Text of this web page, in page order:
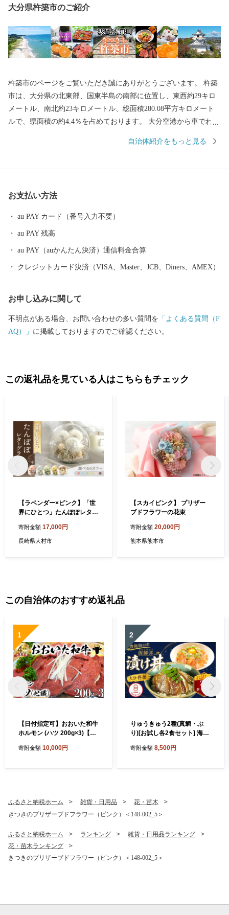
大分県杵築市のご紹介
杵築市のページをご覧いただき誠にありがとうございます。 杵築
市は、大分県の北東部、国東半島の南部に位置し、東西約29キロ
メートル、南北約23キロメートル、総面積280.08平方キロメート
ルで、県面積の約4.4％を占めております。 大分空港から車でわず
もあるため、じっくりと杵築市をご堪能いただくことができま
け、1300年以上の歴史を持つ白鬚田原神社の『どぶろくまつり』
は県外からも多くの方が訪れます。 杵築市を含む国東半島は世界
農業遺産の里でもあり、環境に配慮されたこの土地で生産された
で杵築市の特産品をご覧ください。
自治体紹介をもっと見る
お支払い方法
au PAY カード（番号入力不要）
au PAY 残高
au PAY（auかんたん決済）通信料金合算
クレジットカード決済（VISA、Master、JCB、Diners、AMEX）
お申し込みに関して
不明点がある場合、お問い合わせの多い質問を 「よくある質問（F
AQ）」 に掲載しておりますのでご確認ください。
この返礼品を見ている人はこちらもチェック
【ラベンダー×ピンク】「世
界にひとつ」たんぽぽレター
フラワー アレンジメント
お花ギフト / 大村市 サニーサ
寄附金額 17,000円
長崎県大村市
【スカイピンク】 プリザー
ブドフラワーの花束
寄附金額 20,000円
熊本県熊本市
この自治体のおすすめ返礼品
1
【日付指定可】おおいた和牛
ホルモン (ハツ 200g×3)【ニ
ド 牛肉 牛ハツ ココロ ハート
BBQ キャンプ おすすめ ラン
キング 10000円 ＜129-021
＞
寄附金額 10,000円
2
りゅうきゅう2種(真鯛・ぶ
り)[お試し各2食セット] 海鮮
絆屋 魚 カイセンドン リュウ
小分け 惣菜 JAL機内食 鯛 タ
イ たい 鰤 ブリ ぶり 100年フ
ード ＜101-031＞
寄附金額 8,500円
ふるさと納税ホーム 雑貨・日用品
花・苗木
きつきのプリザーブドフラワー（ピンク）＜148-002_5＞
ふるさと納税ホーム ランキング
雑貨・日用品ランキング
花・苗木ランキング
きつきのプリザーブドフラワー（ピンク）＜148-002_5＞